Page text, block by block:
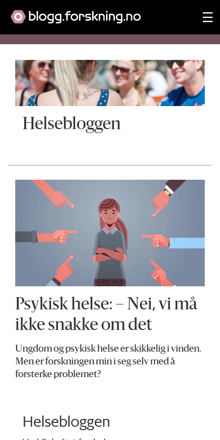
Blogg:
Helsebloggen
Helsebloggen
Psykisk helse: – Nei, vi må
ikke snakke om det
Ungdom og psykisk helse er skikkelig i vinden.
Men er forskningen min i seg selv med å
forsterke problemet?
Helsebloggen